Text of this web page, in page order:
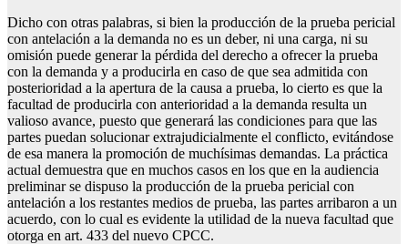
Dicho con otras palabras, si bien la producción de la prueba pericial
con antelación a la demanda no es un deber, ni una carga, ni su
omisión puede generar la pérdida del derecho a ofrecer la prueba
con la demanda y a producirla en caso de que sea admitida con
posterioridad a la apertura de la causa a prueba, lo cierto es que la
facultad de producirla con anterioridad a la demanda resulta un
valioso avance, puesto que generará las condiciones para que las
partes puedan solucionar extrajudicialmente el conflicto, evitándose
de esa manera la promoción de muchísimas demandas. La práctica
actual demuestra que en muchos casos en los que en la audiencia
preliminar se dispuso la producción de la prueba pericial con
antelación a los restantes medios de prueba, las partes arribaron a un
acuerdo, con lo cual es evidente la utilidad de la nueva facultad que
otorga en art. 433 del nuevo CPCC.